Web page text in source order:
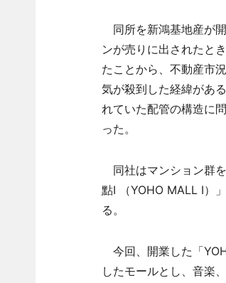
同所を新鴻基地産が
ンが売りに出されたと
たことから、不動産市
気が殺到した経緯があ
れていた配管の構造に
った。
同社はマンション群
點I （YOHO MALL I）
る。
今回、開業した「
したモールとし、音楽